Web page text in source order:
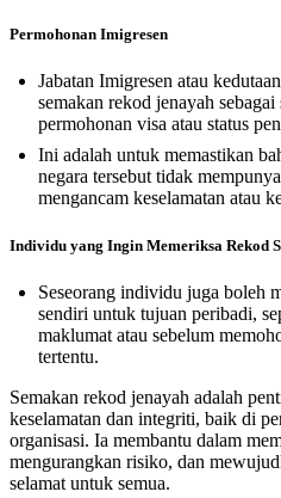
Permohonan Imigresen
Jabatan Imigresen atau
semakan rekod jenayah
permohonan visa atau status
Ini adalah untuk memastikan
negara tersebut tidak
mengancam keselamatan atau
Individu yang Ingin Memeriksa Rekod
Seseorang individu juga boleh
sendiri untuk tujuan peribadi,
maklumat atau sebelum
tertentu.
Semakan rekod jenayah adalah
keselamatan dan integriti, baik di
organisasi. Ia membantu dalam
mengurangkan risiko, dan
selamat untuk semua.